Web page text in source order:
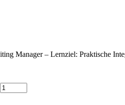
Manager – Lernziel: Praktische